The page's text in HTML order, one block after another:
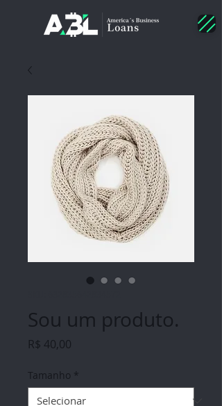
Sou um produto.
R$ 40,00
Tamanho *